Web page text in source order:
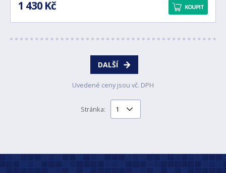
1 430 Kč KOUPIT
DALŠÍ
Uvedené ceny jsou vč. DPH
Stránka: